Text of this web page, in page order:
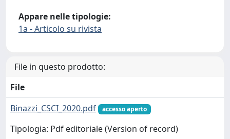
Appare nelle tipologie:
1a - Articolo su rivista
File in questo prodotto:
File
Binazzi_CSCI_2020.pdf
accesso aperto
Tipologia: Pdf editoriale (Version of record)